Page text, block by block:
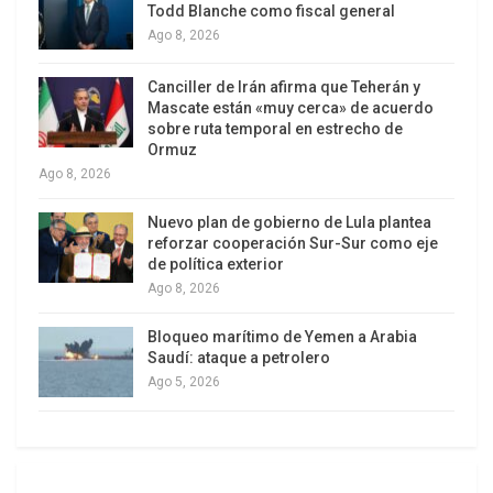
Grant, dijo en su cuenta de Twitter que los
miembros permanentes del máximo órgano de
decisión de la ONU -Estados Unidos, Reino Unido,
Francia, Rusia y China- acordaron una resolución
«vinculante» para eliminar el arsenal químico sirio,
informó la agencia de noticias EFE.
«Cinco permanentes acuerdan borrador de
resolución vinculante y ejecutable del Consejo de
Seguridad para eliminar arsenal de armas
texto al pleno (del Consejo de Seguridad) esta
noche», agregó.
Todd Blanche como fiscal general
Ago 8, 2026
Canciller de Irán afirma que Teherán y
Mascate están «muy cerca» de acuerdo
sobre ruta temporal en estrecho de
Ormuz
Ago 8, 2026
Nuevo plan de gobierno de Lula plantea
reforzar cooperación Sur-Sur como eje
de política exterior
Ago 8, 2026
Bloqueo marítimo de Yemen a Arabia
Saudí: ataque a petrolero
Ago 5, 2026